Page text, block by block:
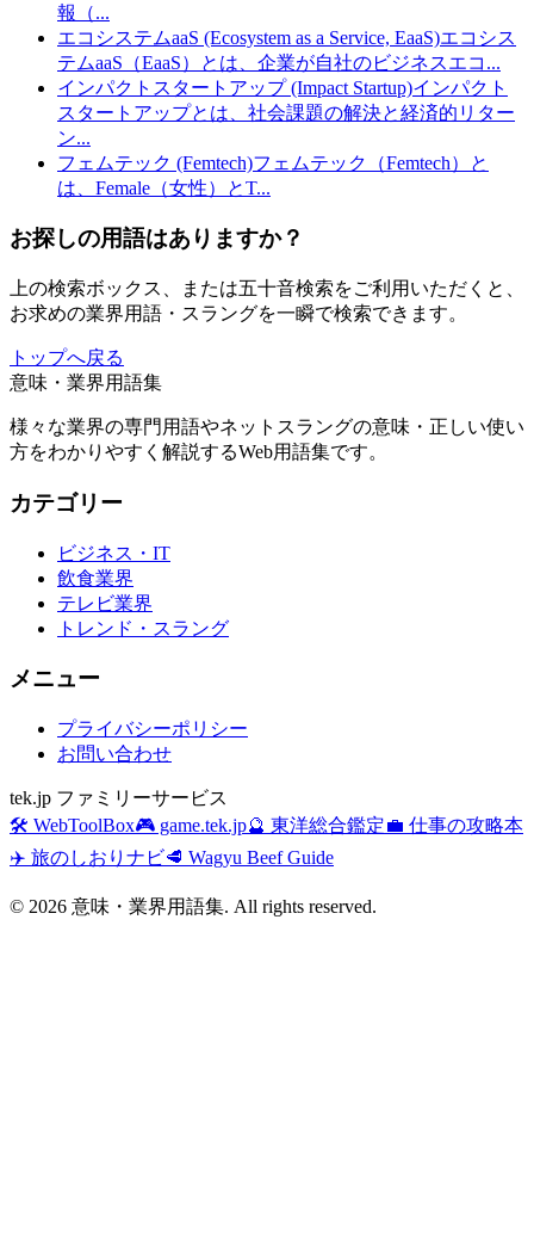
報（...
エコシステムaaS (Ecosystem as a Service, EaaS)エコシス
テムaaS（EaaS）とは、企業が自社のビジネスエコ ...
インパクトスタートアップ (Impact Startup)インパクト
スタートアップとは、社会課題の解決と経済的リター
ン...
フェムテック (Femtech)フェムテック（Femtech）と
は、Female（女性）とT...
お探しの用語はありますか？
上の検索ボックス、または五十音検索をご利用いただくと、
お求めの業界用語・スラングを一瞬で検索できます。
トップへ戻る
意味・業界用語集
様々な業界の専門用語やネットスラングの意味・正しい使い
方をわかりやすく解説するWeb用語集です。
カテゴリー
ビジネス・IT
飲食業界
テレビ業界
トレンド・スラング
メニュー
プライバシーポリシー
お問い合わせ
tek.jp ファミリーサービス
🛠️ WebToolBox🎮 game.tek.jp🔮 東洋総合鑑定💼 仕事の攻略本
✈️ 旅のしおりナビ🥩 Wagyu Beef Guide
© 2026 意味・業界用語集. All rights reserved.